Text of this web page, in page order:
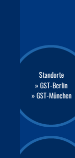
Standorte
» GST-Berlin
» GST-München